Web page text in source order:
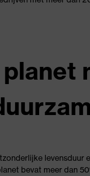
levensduur
bevat meer dan